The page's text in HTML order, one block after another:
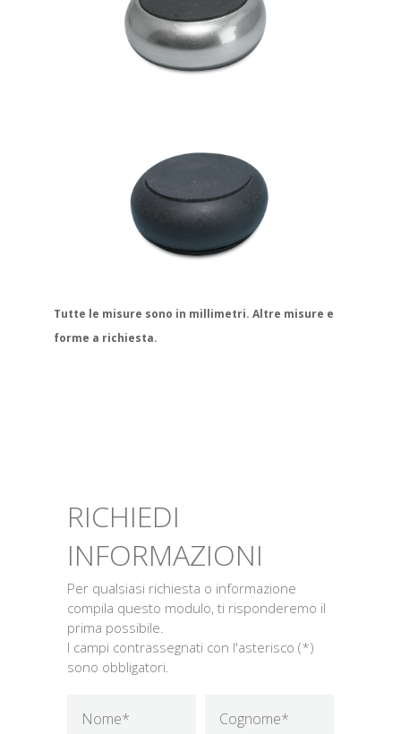
Tutte le misure sono in millimetri. Altre misure e
forme a richiesta.
RICHIEDI
INFORMAZIONI
Per qualsiasi richiesta o informazione
compila questo modulo, ti risponderemo il
prima possibile.
I campi contrassegnati con l'asterisco (*)
sono obbligatori.